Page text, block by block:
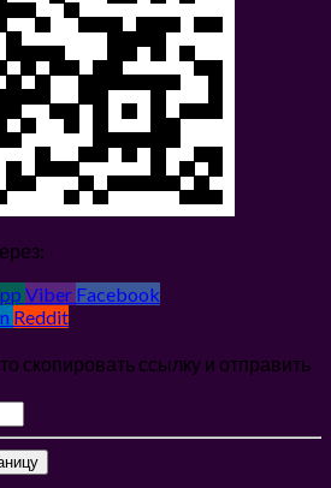
Viber Facebook
Reddit
скопировать ссылку и отправить